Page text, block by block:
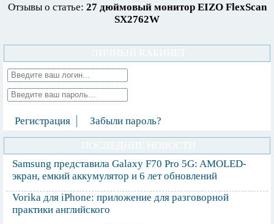
Отзывы о статье: 27 дюймовый монитор EIZO FlexScan
SX2762W
Регистрация Забыли пароль?
Samsung представила Galaxy F70 Pro 5G: AMOLED-
экран, емкий аккумулятор и 6 лет обновлений
Vorika для iPhone: приложение для разговорной
практики английского